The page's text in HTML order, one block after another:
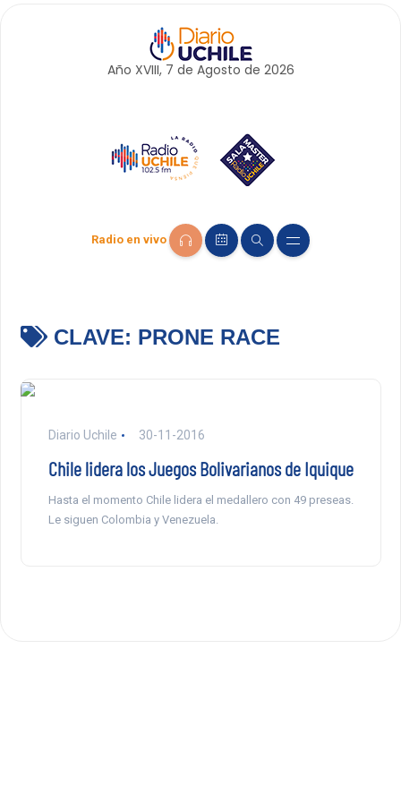
Año XVIII, 7 de Agosto de 2026
Radio en vivo
CLAVE: PRONE RACE
Diario Uchile 30-11-2016
Chile lidera los Juegos Bolivarianos de Iquique
Hasta el momento Chile lidera el medallero con 49 preseas.
Le siguen Colombia y Venezuela.